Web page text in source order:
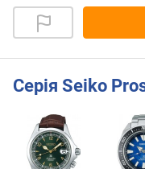
Серія Seiko